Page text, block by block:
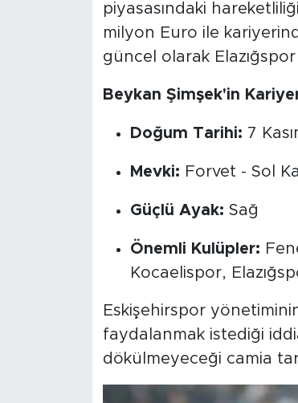
piyasasındaki
milyon Euro ile
güncel olarak
Beykan Şimşek'in
Doğum Tarihi: 7
Mevki: Forvet - Sol
Güçlü Ayak: Sağ
Önemli Kulüpler:
Kocaelispor,
Eskişehirspor
faydalanmak istediği
dökülmeyeceği camia